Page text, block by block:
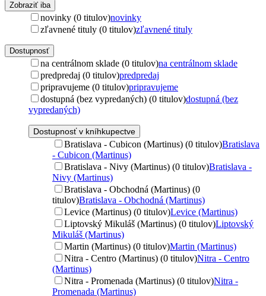
Zobraziť iba
novinky (0 titulov)novinky
zľavnené tituly (0 titulov)zľavnené tituly
Dostupnosť
na centrálnom sklade (0 titulov)na centrálnom sklade
predpredaj (0 titulov)predpredaj
pripravujeme (0 titulov)pripravujeme
dostupná (bez vypredaných) (0 titulov)dostupná (bez
vypredaných)
Dostupnosť v kníhkupectve
Bratislava - Cubicon (Martinus) (0 titulov)Bratislava
- Cubicon (Martinus)
Bratislava - Nivy (Martinus) (0 titulov)Bratislava -
Nivy (Martinus)
Bratislava - Obchodná (Martinus) (0
titulov)Bratislava - Obchodná (Martinus)
Levice (Martinus) (0 titulov)Levice (Martinus)
Liptovský Mikuláš (Martinus) (0 titulov)Liptovský
Mikuláš (Martinus)
Martin (Martinus) (0 titulov)Martin (Martinus)
Nitra - Centro (Martinus) (0 titulov)Nitra - Centro
(Martinus)
Nitra - Promenada (Martinus) (0 titulov)Nitra -
Promenada (Martinus)